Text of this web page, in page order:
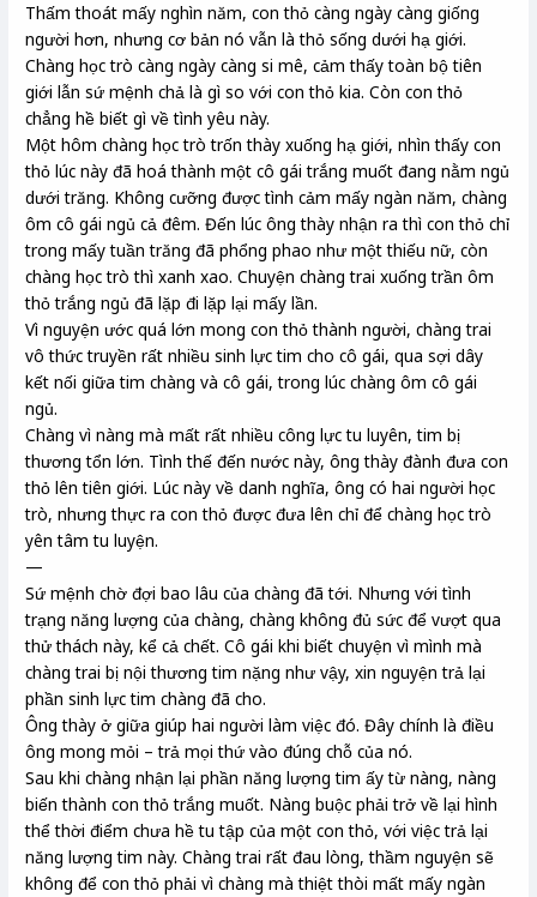
Thấm thoát mấy nghìn năm, con thỏ càng ngày càng giống
người hơn, nhưng cơ bản nó vẫn là thỏ sống dưới hạ giới.
Chàng học trò càng ngày càng si mê, cảm thấy toàn bộ tiên
giới lẫn sứ mệnh chả là gì so với con thỏ kia. Còn con thỏ
chẳng hề biết gì về tình yêu này.
Một hôm chàng học trò trốn thày xuống hạ giới, nhìn thấy con
thỏ lúc này đã hoá thành một cô gái trắng muốt đang nằm ngủ
dưới trăng. Không cưỡng được tình cảm mấy ngàn năm, chàng
ôm cô gái ngủ cả đêm. Đến lúc ông thày nhận ra thì con thỏ chỉ
trong mấy tuần trăng đã phổng phao như một thiếu nữ, còn
chàng học trò thì xanh xao. Chuyện chàng trai xuống trần ôm
thỏ trắng ngủ đã lặp đi lặp lại mấy lần.
Vì nguyện ước quá lớn mong con thỏ thành người, chàng trai
vô thức truyền rất nhiều sinh lực tim cho cô gái, qua sợi dây
kết nối giữa tim chàng và cô gái, trong lúc chàng ôm cô gái
ngủ.
Chàng vì nàng mà mất rất nhiều công lực tu luyên, tim bị
thương tổn lớn. Tình thế đến nước này, ông thày đành đưa con
thỏ lên tiên giới. Lúc này về danh nghĩa, ông có hai người học
trò, nhưng thực ra con thỏ được đưa lên chỉ để chàng học trò
yên tâm tu luyện.
—
Sứ mệnh chờ đợi bao lâu của chàng đã tới. Nhưng với tình
trạng năng lượng của chàng, chàng không đủ sức để vượt qua
thử thách này, kể cả chết. Cô gái khi biết chuyện vì mình mà
chàng trai bị nội thương tim nặng như vậy, xin nguyện trả lại
phần sinh lực tim chàng đã cho.
Ông thày ở giữa giúp hai người làm việc đó. Đây chính là điều
ông mong mỏi – trả mọi thứ vào đúng chỗ của nó.
Sau khi chàng nhận lại phần năng lượng tim ấy từ nàng, nàng
biến thành con thỏ trắng muốt. Nàng buộc phải trở về lại hình
thể thời điểm chưa hề tu tập của một con thỏ, với việc trả lại
năng lượng tim này. Chàng trai rất đau lòng, thầm nguyện sẽ
không để con thỏ phải vì chàng mà thiệt thòi mất mấy ngàn